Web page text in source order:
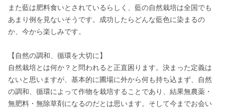
また藍は肥料食いとされているらしく、藍の自然栽培は全国でも
あまり例を見ないそうです。成功したらどんな藍色に染まるの
か、今から楽しみです。
【自然の調和、循環を大切に】
自然栽培とは何か？と問われると正直困ります。決まった定義は
ないと思いますが、基本的に圃場に外から何も持ち込まず、自然
の調和、循環によって作物を栽培することであり、結果無農薬・
無肥料・無除草剤になるのだとは思います。そして今までお会い